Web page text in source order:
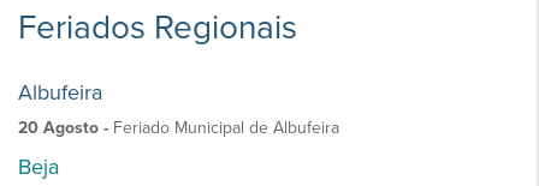
Feriados Regionais
Albufeira
20 Agosto - Feriado Municipal de Albufeira
Beja